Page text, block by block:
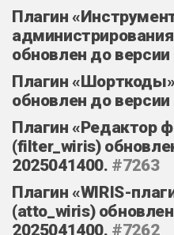
Плагин
обновлен до версии
Плагин
обновлен до версии
Плагин «Редактор
(filter_wiris)
2025041400. #7263
Плагин «WIRIS-
(atto_wiris)
2025041400. #7262